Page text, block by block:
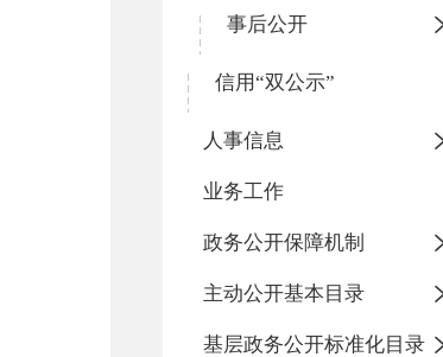
事后公开
信用“双公示”
人事信息
业务工作
政务公开保障机制
主动公开基本目录
基层政务公开标准化目录